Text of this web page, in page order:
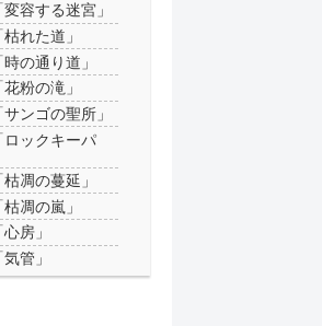
容する迷宮」
れた道」
の通り道」
粉の滝」
ンゴの聖所」
ックキーパ
凋の蔓延」
凋の嵐」
房」
管」